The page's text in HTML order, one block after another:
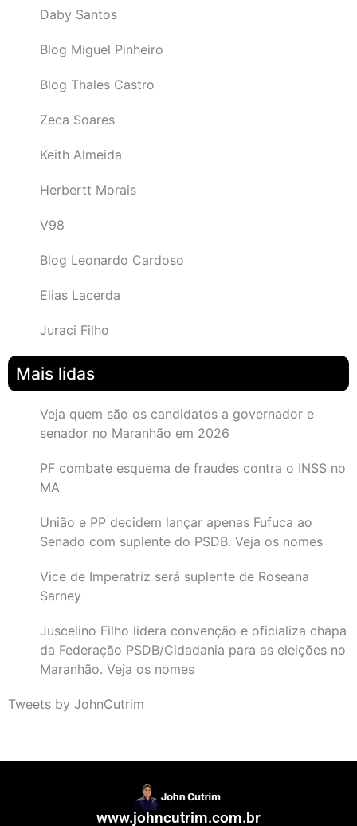
Daby Santos
Blog Miguel Pinheiro
Blog Thales Castro
Zeca Soares
Keith Almeida
Herbertt Morais
V98
Blog Leonardo Cardoso
Elias Lacerda
Juraci Filho
Mais lidas
Veja quem são os candidatos a governador e
senador no Maranhão em 2026
PF combate esquema de fraudes contra o INSS no
MA
União e PP decidem lançar apenas Fufuca ao
Senado com suplente do PSDB. Veja os nomes
Vice de Imperatriz será suplente de Roseana
Sarney
Juscelino Filho lidera convenção e oficializa chapa
da Federação PSDB/Cidadania para as eleições no
Maranhão. Veja os nomes
Tweets by JohnCutrim
www.johncutrim.com.br